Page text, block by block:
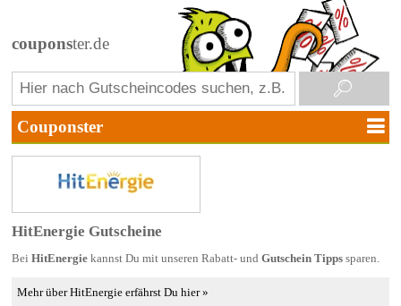
couponster.de
HitEnergie Gutscheine
Bei HitEnergiekannst Du mit unseren Rabatt- und Gutschein Tippssparen.
Mehr über HitEnergie erfährst Du hier »